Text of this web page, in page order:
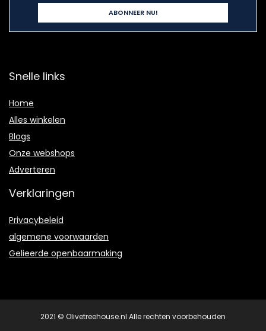
Snelle links
Home
Alles winkelen
Blogs
Onze webshops
Adverteren
Verklaringen
Privacybeleid
algemene voorwaarden
Gelieerde openbaarmaking
2021 © Olivetreehouse.nl Alle rechten voorbehouden